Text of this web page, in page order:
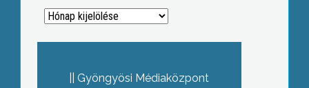
Archívum
Gyöngyösi Médiaközpont